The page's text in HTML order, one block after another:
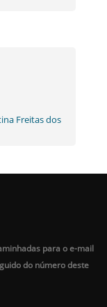
Freitas dos
para o e-mail
do número deste